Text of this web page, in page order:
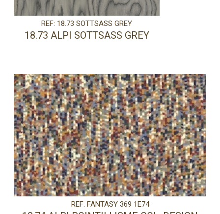
REF: 18.73 SOTTSASS GREY
18.73 ALPI SOTTSASS GREY
REF: FANTASY 369 1E74